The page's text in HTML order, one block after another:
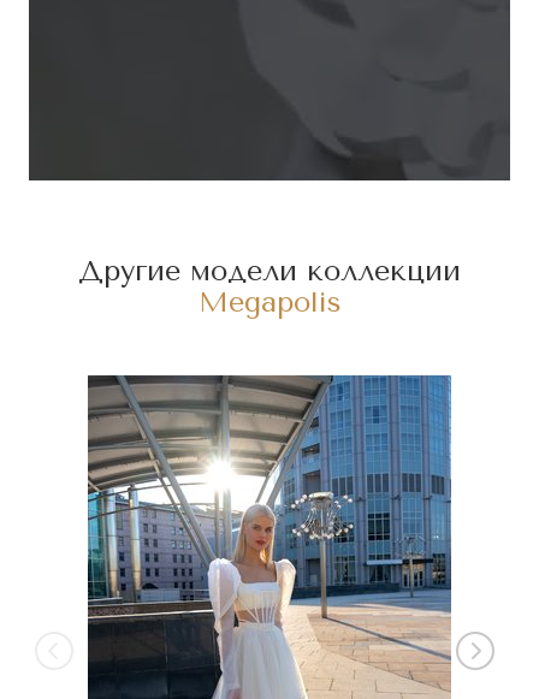
Другие модели коллекции
Megapolis